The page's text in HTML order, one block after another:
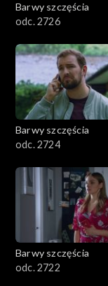
Barwy szczęścia
odc. 2726
Barwy szczęścia
odc. 2724
Barwy szczęścia
odc. 2722